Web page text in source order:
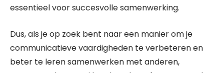
essentieel voor succesvolle samenwerking.
Dus, als je op zoek bent naar een manier om je
communicatieve vaardigheden te verbeteren en
beter te leren samenwerken met anderen,